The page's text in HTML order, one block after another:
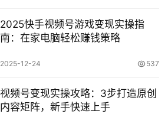
2025快手视频号游戏变现实操指
南：在家电脑轻松赚钱策略
2025-12-24 537
视频号变现实操攻略：3步打造原创
内容矩阵，新手快速上手